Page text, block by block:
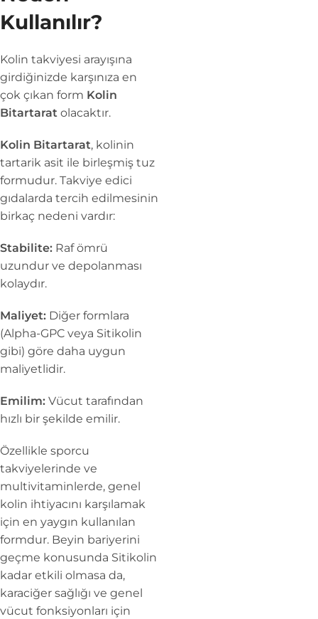
Kullanılır?
Kolin takviyesi arayışına
girdiğinizde karşınıza en
çok çıkan form Kolin
Bitartarat olacaktır.
Kolin Bitartarat, kolinin
tartarik asit ile birleşmiş tuz
formudur. Takviye edici
gıdalarda tercih edilmesinin
birkaç nedeni vardır:
Stabilite: Raf ömrü
uzundur ve depolanması
kolaydır.
Maliyet: Diğer formlara
(Alpha-GPC veya Sitikolin
gibi) göre daha uygun
maliyetlidir.
Emilim: Vücut tarafından
hızlı bir şekilde emilir.
Özellikle sporcu
takviyelerinde ve
multivitaminlerde, genel
kolin ihtiyacını karşılamak
için en yaygın kullanılan
formdur. Beyin bariyerini
geçme konusunda Sitikolin
kadar etkili olmasa da,
karaciğer sağlığı ve genel
vücut fonksiyonları için